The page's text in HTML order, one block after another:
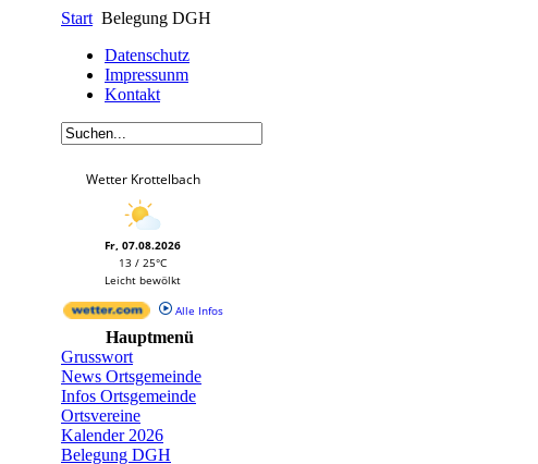
Start Belegung DGH
Datenschutz
Impressunm
Kontakt
Wetter Krottelbach
Fr, 07.08.2026
13 / 25°C
Leicht bewölkt
Alle Infos
Hauptmenü
Grusswort
News Ortsgemeinde
Infos Ortsgemeinde
Ortsvereine
Kalender 2026
Belegung DGH